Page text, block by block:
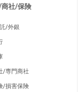
社/保険
/外銀
/専門商社
/損害保険